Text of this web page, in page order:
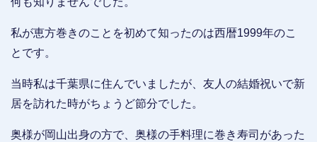
私が恵方巻きのことを初めて知ったのは西暦1999年のこ
とです。
当時私は千葉県に住んでいましたが、友人の結婚祝いで新
居を訪れた時がちょうど節分でした。
奥様が岡山出身の方で、奥様の手料理に巻き寿司があった